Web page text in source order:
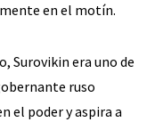
en el motín.
Surovikin era uno de
ruso
el poder y aspira a